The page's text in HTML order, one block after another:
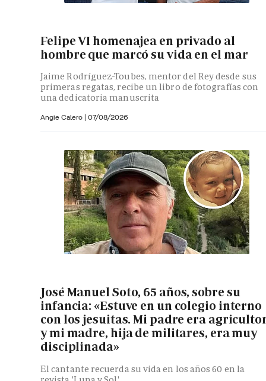
Felipe VI homenajea en privado al
hombre que marcó su vida en el mar
Jaime Rodríguez-Toubes, mentor del Rey desde sus
primeras regatas, recibe un libro de fotografías con
una dedicatoria manuscrita
Angie Calero | 07/08/2026
José Manuel Soto, 65 años, sobre su
infancia: «Estuve en un colegio interno
con los jesuitas. Mi padre era
y mi madre, hija de militares, era muy
disciplinada»
El cantante recuerda su vida en los años 60 en la